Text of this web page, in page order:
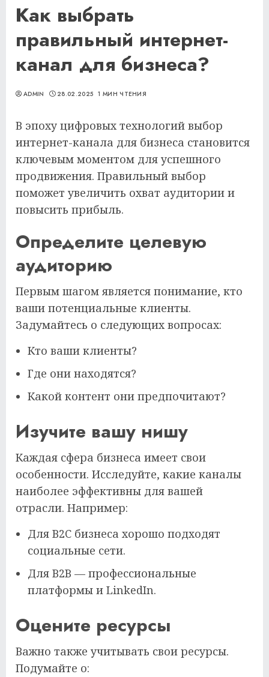
Как выбрать
правильный интернет-
канал для бизнеса?
ADMIN 28.02.2025 1 МИН ЧТЕНИЯ
В эпоху цифровых технологий выбор
интернет-канала для бизнеса становится
ключевым моментом для успешного
продвижения. Правильный выбор
поможет увеличить охват аудитории и
повысить прибыль.
Определите целевую
аудиторию
Первым шагом является понимание, кто
ваши потенциальные клиенты.
Задумайтесь о следующих вопросах:
Кто ваши клиенты?
Где они находятся?
Какой контент они предпочитают?
Изучите вашу нишу
Каждая сфера бизнеса имеет свои
особенности. Исследуйте, какие каналы
наиболее эффективны для вашей
отрасли. Например:
Для B2C бизнеса хорошо подходят
социальные сети.
Для B2B — профессиональные
платформы и LinkedIn.
Оцените ресурсы
Важно также учитывать свои ресурсы.
Подумайте о: